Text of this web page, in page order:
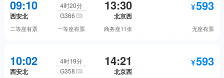
商务座
无座 预订
二等座 抢票
无座
09:10
西安北
4时20分
G366
13:30
北京西
593
二等座有票 一等座有票 商务座11张 无座有票
二等座 预订
10:02
西安北
4时19分
G358
14:21
北京西
593